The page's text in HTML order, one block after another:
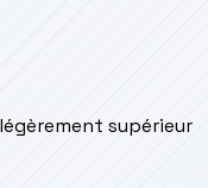
légèrement supérieur